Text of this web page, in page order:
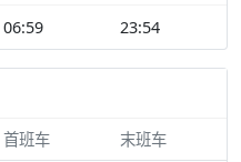
06:59 23:54
首班车 末班车